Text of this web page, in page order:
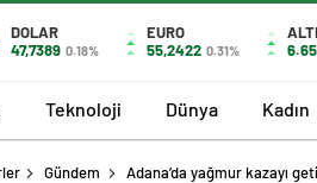
DOLAR
47,7389 0.18%
EURO
55,2422 0.31%
Teknoloji Dünya Kadın
Gündem
Adana’da yağmur kazayı